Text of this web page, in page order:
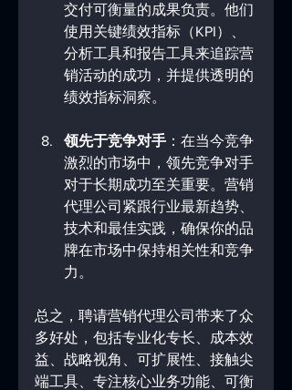
交付可衡量的成果负责。他们
使用关键绩效指标（KPI）、
分析工具和报告工具来追踪营
销活动的成功，并提供透明的
绩效指标洞察。
领先于竞争对手 ：在当今竞争
激烈的市场中，领先竞争对手
对于长期成功至关重要。营销
代理公司紧跟行业最新趋势、
技术和最佳实践，确保你的品
牌在市场中保持相关性和竞争
力。
总之，聘请营销代理公司带来了众
多好处，包括专业化专长、成本效
益、战略视角、可扩展性、接触尖
端工具、专注核心业务功能、可衡